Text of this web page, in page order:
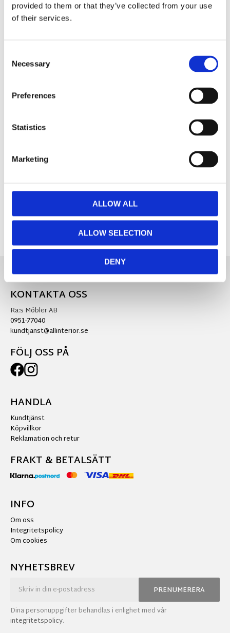
provided to them or that they’ve collected from your use
of their services.
Selection
Necessary
Preferences
Statistics
Marketing
ALLOW ALL
ALLOW SELECTION
DENY
Fri frakt över 995kr
Vacker och stilren linneservett i en snygg ljusgul
färg. Att duka upp till fest med dessa servetter ger
Mått:40x40 cm
Övrigt:Maskintvätt 40 grader.
Visa alla produkter från Redlunds
KONTAKTA OSS
Ra:s Möbler AB
0951-77040
kundtjanst@allinterior.se
FÖLJ OSS PÅ
HANDLA
Kundtjänst
Köpvillkor
Reklamation och retur
FRAKT & BETALSÄTT
INFO
Om oss
Integritetspolicy
Om cookies
NYHETSBREV
PRENUMERERA
Dina personuppgifter behandlas i enlighet med vår
integritetspolicy.